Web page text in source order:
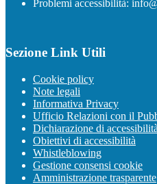
Problemi accessibilità:
Sezione Link Utili
Cookie policy
Note legali
Informativa Privacy
Ufficio Relazioni con il
Dichiarazione di accessibilità
Obiettivi di accessibilità
Whistleblowing
Gestione consensi cookie
Amministrazione trasparente